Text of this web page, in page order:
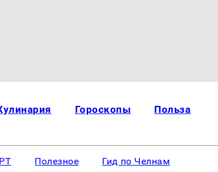
Гороскопы Польза
Полезное Гид по Челнам